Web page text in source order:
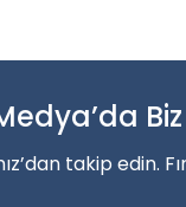
Biz
takip edin.